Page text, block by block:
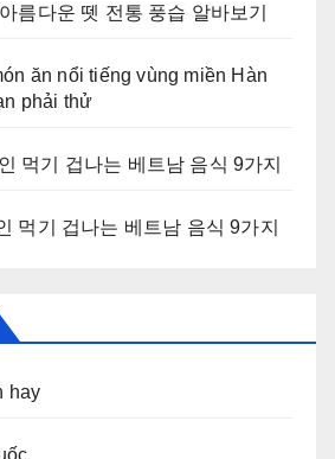
름다운 뗏 전통 풍습 알바보기
ăn nổi tiếng vùng miền Hàn
phải thử
먹기 겁나는 베트남 음식 9가지
먹기 겁나는 베트남 음식 9가지
hay